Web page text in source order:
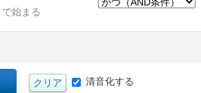
で始まる
清音化する